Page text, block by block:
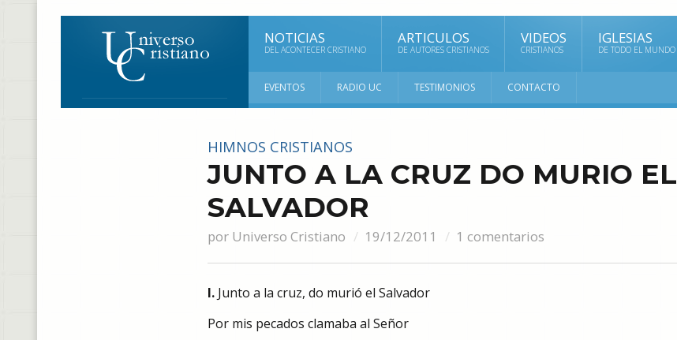
NOTICIAS
DEL ACONTECER CRISTIANO
ARTICULOS
DE AUTORES CRISTIANOS
VIDEOS
CRISTIANOS
IGLESIAS
DE TODO EL MUNDO
EVENTOS RADIO UC TESTIMONIOS CONTACTO
HIMNOS CRISTIANOS
JUNTO A LA CRUZ DO MURIO EL
SALVADOR
por Universo Cristiano 19/12/2011 1 comentarios
I.Junto a la cruz, do murió el Salvador
Por mis pecados clamaba al Señor